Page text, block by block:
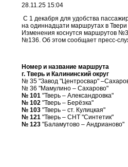
28.11.25 15:04
С 1 декабря для удобства
на одиннадцати маршрутах в Твери
Изменения коснутся
№136. Об этом сообщает пресс-
Номер и название маршрута
г. Тверь и Калининский округ
№ 35 "Завод "Центросвар"
№ 36 "Мамулино – Сахарово"
№ 101 "Тверь – Александровка"
№ 102 "Тверь – Берёзка"
№ 103 "Тверь – ст. Кулицкая"
№ 121 "Тверь – СНТ "Синтетик"
№ 123 "Баламутово – Андрианово"